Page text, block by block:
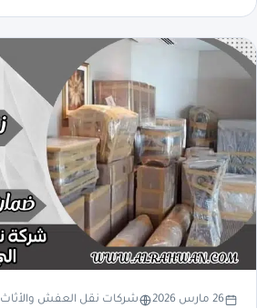
26 مارس 2026 شركات نقل العفش والأثاث